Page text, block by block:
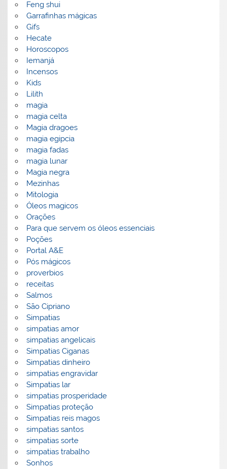
Feng shui
Garrafinhas mágicas
Gifs
Hecate
Horoscopos
Iemanjá
Incensos
Kids
Lilith
magia
magia celta
Magia dragoes
magia egipcia
magia fadas
magia lunar
Magia negra
Mezinhas
Mitologia
Óleos magicos
Orações
Para que servem os óleos essenciais
Poções
Portal A&E
Pós mágicos
proverbios
receitas
Salmos
São Cipriano
Simpatias
simpatias amor
simpatias angelicais
Simpatias Ciganas
Simpatias dinheiro
simpatias engravidar
Simpatias lar
simpatias prosperidade
Simpatias proteção
Simpatias reis magos
simpatias santos
simpatias sorte
simpatias trabalho
Sonhos